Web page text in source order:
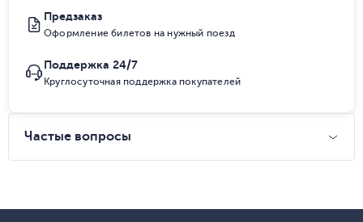
Предзаказ
Оформление билетов на нужный поезд
Поддержка 24/7
Круглосуточная поддержка покупателей
Частые вопросы